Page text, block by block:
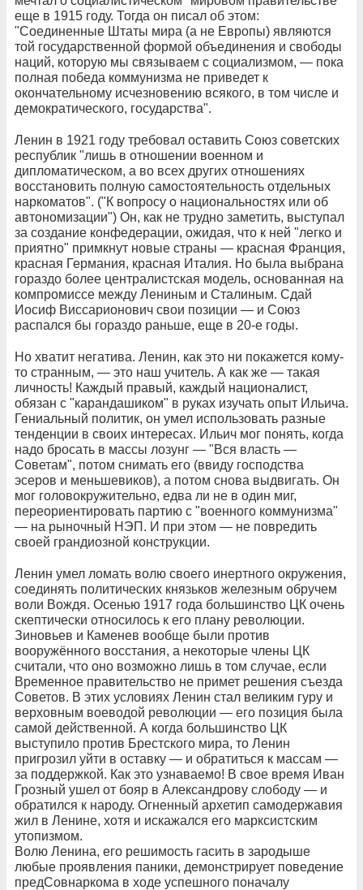
еще в 1915 году. Тогда он писал об этом:
"Соединенные Штаты мира (а не Европы) являются
той государственной формой объединения и свободы
наций, которую мы связываем с социализмом, — пока
полная победа коммунизма не приведет к
окончательному исчезновению всякого, в том числе и
демократического, государства".
Ленин в 1921 году требовал оставить Союз советских
республик "лишь в отношении военном и
дипломатическом, а во всех других отношениях
восстановить полную самостоятельность отдельных
наркоматов". ("К вопросу о национальностях или об
автономизации") Он, как не трудно заметить, выступал
за создание конфедерации, ожидая, что к ней "легко и
приятно" примкнут новые страны — красная Франция,
красная Германия, красная Италия. Но была выбрана
гораздо более централистская модель, основанная на
компромиссе между Лениным и Сталиным. Сдай
Иосиф Виссарионович свои позиции — и Союз
распался бы гораздо раньше, еще в 20-е годы.
Но хватит негатива. Ленин, как это ни покажется кому-
то странным, — это наш учитель. А как же — такая
личность! Каждый правый, каждый националист,
обязан с "карандашиком" в руках изучать опыт Ильича.
Гениальный политик, он умел использовать разные
тенденции в своих интересах. Ильич мог понять, когда
надо бросать в массы лозунг — "Вся власть —
Советам", потом снимать его (ввиду господства
эсеров и меньшевиков), а потом снова выдвигать. Он
мог головокружительно, едва ли не в один миг,
переориентировать партию с "военного коммунизма"
— на рыночный НЭП. И при этом — не повредить
своей грандиозной конструкции.
Ленин умел ломать волю своего инертного окружения,
соединять политических князьков железным обручем
воли Вождя. Осенью 1917 года большинство ЦК очень
скептически относилось к его плану революции.
Зиновьев и Каменев вообще были против
вооружённого восстания, а некоторые члены ЦК
считали, что оно возможно лишь в том случае, если
Временное правительство не примет решения съезда
Советов. В этих условиях Ленин стал великим гуру и
верховным воеводой революции — его позиция была
самой действенной. А когда большинство ЦК
выступило против Брестского мира, то Ленин
пригрозил уйти в оставку — и обратиться к массам —
за поддержкой. Как это узнаваемо! В свое время Иван
Грозный ушел от бояр в Александрову слободу — и
обратился к народу. Огненный архетип самодержавия
жил в Ленине, хотя и искажался его марксистским
утопизмом.
Волю Ленина, его решимость гасить в зародыше
любые проявления паники, демонстрирует поведение
предСовнаркома в ходе успешного поначалу